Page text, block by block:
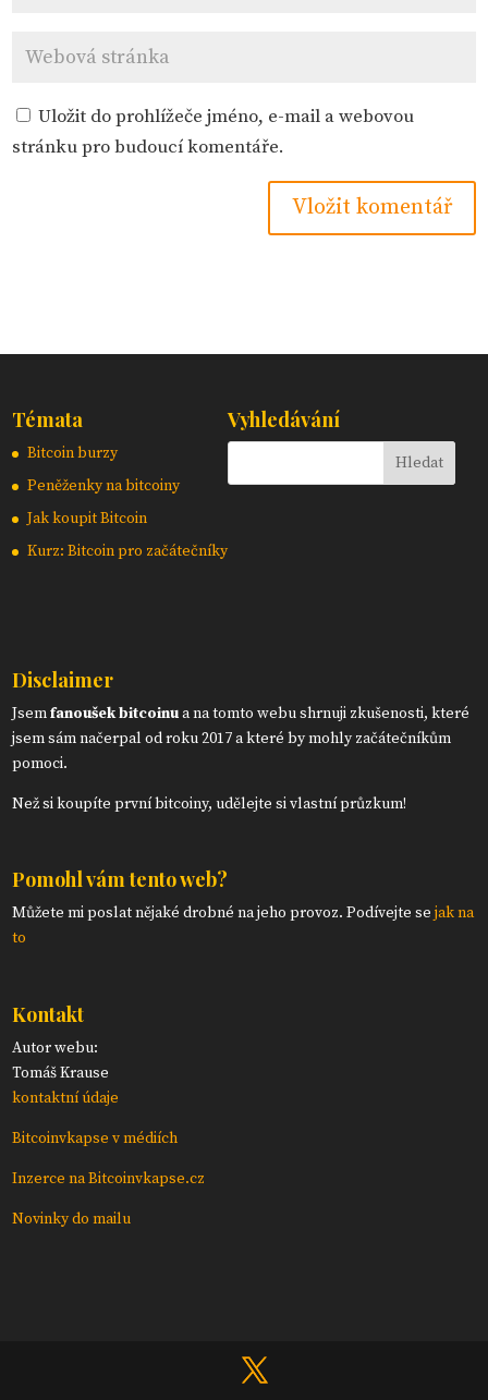
Uložit do prohlížeče jméno, e-mail a webovou
stránku pro budoucí komentáře.
Témata
Bitcoin burzy
Peněženky na bitcoiny
Jak koupit Bitcoin
Kurz: Bitcoin pro začátečníky
Vyhledávání
Disclaimer
Jsemfanoušek bitcoinua na tomto webu shrnuji zkušenosti, které
jsem sám načerpal od roku 2017 a které by mohly začátečníkům
pomoci.
Než si koupíte první bitcoiny, udělejte si vlastní průzkum!
Pomohl vám tento web?
Můžete mi poslat nějaké drobné na jeho provoz. Podívejte sejak na
to
Kontakt
Autor webu:
Tomáš Krause
kontaktní údaje
Bitcoinvkapse v médiích
Inzerce na Bitcoinvkapse.cz
Novinky do mailu